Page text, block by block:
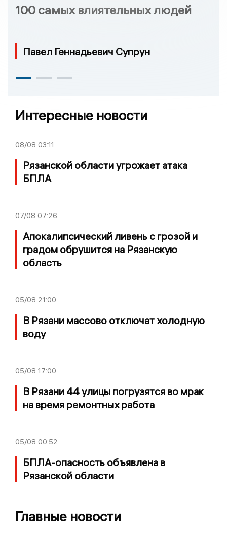
100 самых влиятельных людей
Павел Геннадьевич Супрун
Интересные новости
08/08 03:11
Рязанской области угрожает атака
БПЛА
07/08 07:26
Апокалипсический ливень с грозой и
градом обрушится на Рязанскую
область
05/08 21:00
В Рязани массово отключат холодную
воду
05/08 17:00
В Рязани 44 улицы погрузятся во мрак
на время ремонтных работа
05/08 00:52
БПЛА-опасность объявлена в
Рязанской области
Главные новости